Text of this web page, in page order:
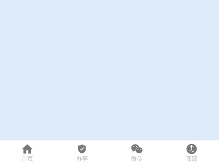

首页

办事

微信

顶部